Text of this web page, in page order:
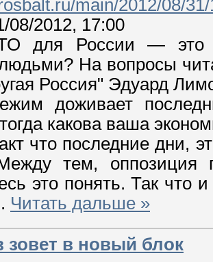
main/2012/08/
08/2012, 17:00
для России — это
На вопросы
Россия" Эдуард
доживает
какова ваша
что последние дни,
тем, оппозиция
это понять. Так что
Читать дальше »
зовет в новый блок